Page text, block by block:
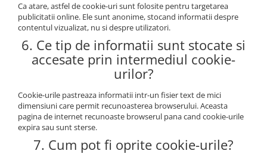
Ca atare, astfel de cookie-uri sunt folosite pentru targetarea
publicitatii online. Ele sunt anonime, stocand informatii despre
contentul vizualizat, nu si despre utilizatori.
6. Ce tip de informatii sunt stocate si
accesate prin intermediul cookie-
urilor?
Cookie-urile pastreaza informatii intr-un fisier text de mici
dimensiuni care permit recunoasterea browserului. Aceasta
pagina de internet recunoaste browserul pana cand cookie-urile
expira sau sunt sterse.
7. Cum pot fi oprite cookie-urile?